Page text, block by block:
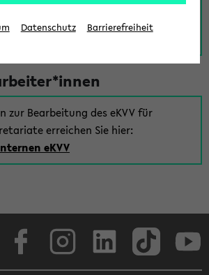
vorhandenen Gastzugang
Gastzugangs
zur Bearbeitung des eKVV für
erreichen Sie hier:
eKVV
Datenschutz Barrierefreiheit